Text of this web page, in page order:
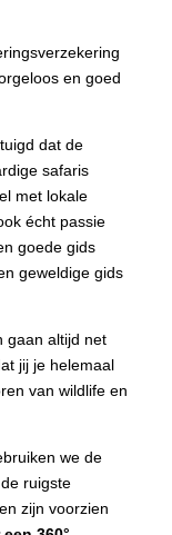
en goed
dat de
safaris
met lokale
écht passie
goede gids
geweldige gids
gaan altijd net
jij je helemaal
van wildlife en
we de
ruigste
zijn voorzien